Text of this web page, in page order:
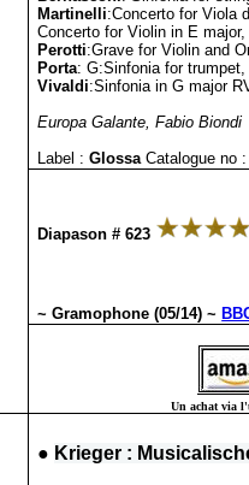
Martinelli:Concerto for Viola
Concerto for Violin in E
Perotti:Grave for Violin and
Porta: G:Sinfonia for
Vivaldi:Sinfonia in G major
Europa Galante, Fabio Biondi
Label : GlossaCatalogue no :
Diapason # 623
~ Gramophone (05/14) ~
Un achat via
● Krieger :